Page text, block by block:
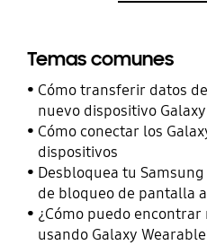
Temas comunes
Cómo transferir datos
nuevo dispositivo
Cómo conectar los
dispositivos
Desbloquea tu
de bloqueo de pantalla
¿Cómo puedo
usando Galaxy